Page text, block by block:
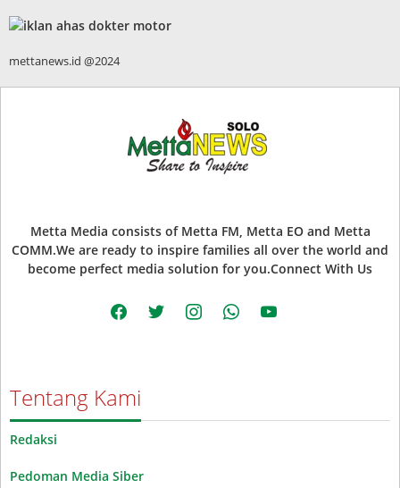
mettanews.id @2024
Metta Media consists of Metta FM, Metta EO and Metta
COMM.We are ready to inspire families all over the world and
become perfect media solution for you.Connect With Us
facebooktwitter instagramwhatsappyoutube
Tentang Kami
Redaksi
Pedoman Media Siber